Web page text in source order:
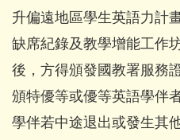
升偏遠地區學生英語力計
缺席紀錄及教學增能工作
後，方得頒發國教署服務
頒特優等或優等英語學伴
學伴若中途退出或發生其